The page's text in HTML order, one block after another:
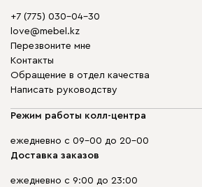
+7 (775) 030-04-30
love@mebel.kz
Перезвоните мне
Контакты
Обращение в отдел качества
Написать руководству
Режим работы колл-центра
ежедневно с 09-00 до 20-00
Доставка заказов
ежедневно с 9:00 до 23:00